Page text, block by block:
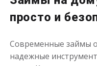
просто и
Современные займы
надежные